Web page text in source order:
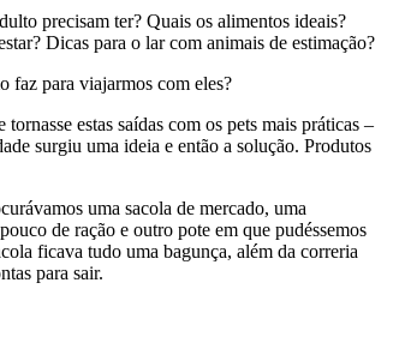
precisam ter? Quais os alimentos ideais?
Dicas para o lar com animais de estimação?
faz para viajarmos com eles?
estas saídas com os pets mais práticas –
surgiu uma ideia e então a solução. Produtos
uma sacola de mercado, uma
de ração e outro pote em que pudéssemos
ficava tudo uma bagunça, além da correria
para sair.